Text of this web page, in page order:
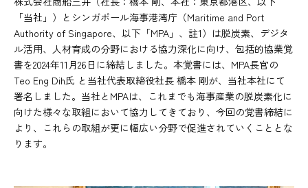
「当社」）とシンガポール海事港湾庁（Maritime and Port
Authority of Singapore、以下「MPA」、註1）は脱炭素、デジタ
ル活用、人材育成の分野における協力深化に向け、包括的協業覚
書を2024年11月26日に締結しました。本覚書には、MPA長官の
Teo Eng Dih氏 と当社代表取締役社長 橋本 剛が、当社本社にて
署名しました。当社とMPAは、これまでも海事産業の脱炭素化に
向けた様々な取組において協力してきており、今回の覚書締結に
より、これらの取組が更に幅広い分野で促進されていくこととな
ります。